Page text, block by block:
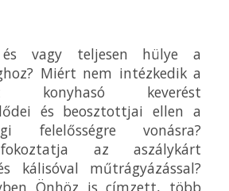
vagy teljesen hülye a
Miért nem intézkedik a
konyhasó keverést
és beosztottjai ellen a
felelősségre vonásra?
az aszálykárt
kálisóval műtrágyázással?
Önhöz is címzett, több